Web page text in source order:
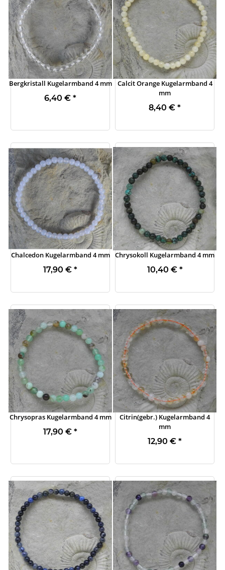
Bergkristall Kugelarmband 4 mm
6,40 € *
Calcit Orange Kugelarmband 4
mm
8,40 € *
Chalcedon Kugelarmband 4 mm
17,90 € *
Chrysokoll Kugelarmband 4 mm
10,40 € *
Chrysopras Kugelarmband 4 mm
17,90 € *
Citrin(gebr.) Kugelarmband 4
mm
12,90 € *